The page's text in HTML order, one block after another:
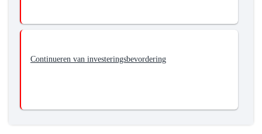
Continueren van investeringsbevordering